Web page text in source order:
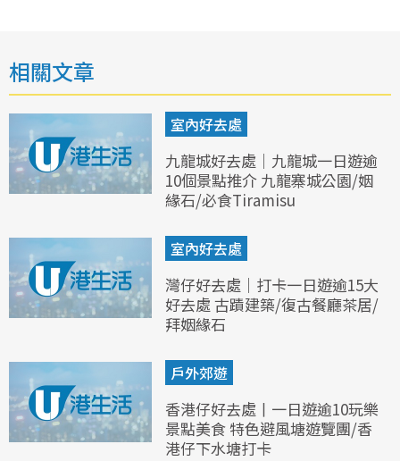
相關文章
室內好去處
九龍城好去處｜九龍城一日遊逾
10個景點推介 九龍寨城公園/姻
緣石/必食Tiramisu
室內好去處
灣仔好去處｜打卡一日遊逾15大
好去處 古蹟建築/復古餐廳茶居/
拜姻緣石
戶外郊遊
香港仔好去處丨一日遊逾10玩樂
景點美食 特色避風塘遊覽團/香
港仔下水塘打卡